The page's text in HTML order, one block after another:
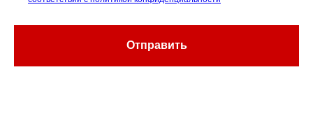
Отправить